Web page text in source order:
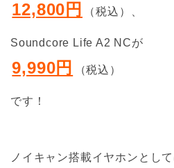
12,800円 （税込）、
Soundcore Life A2 NCが
9,990円 （税込）
です！
ノイキャン搭載イヤホンとし